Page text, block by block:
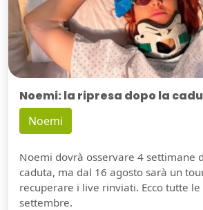
Noemi: la ripresa dopo la
Noemi
Noemi dovrà osservare 4 settimane
caduta, ma dal 16 agosto sarà un
recuperare i live rinviati. Ecco tutte
settembre.